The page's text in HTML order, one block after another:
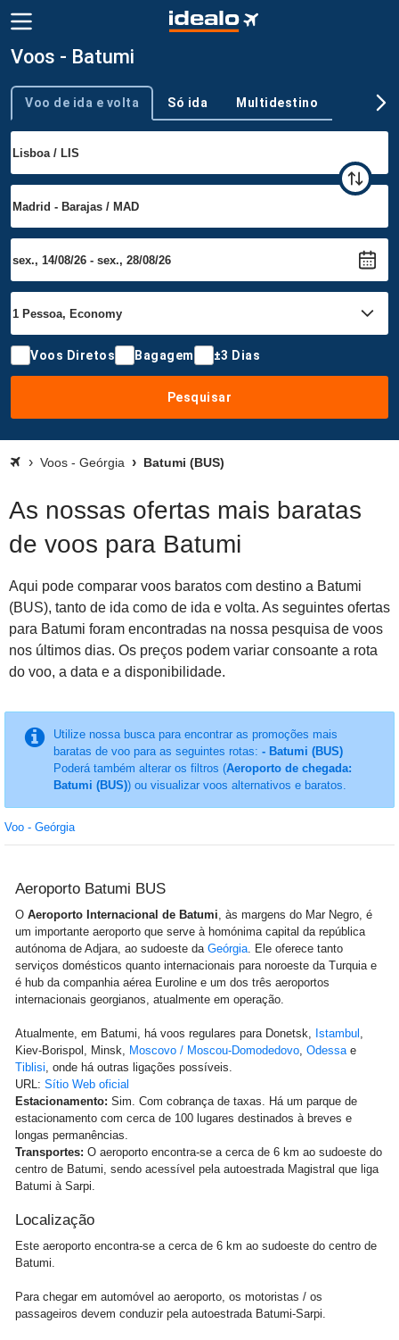
Voos - Batumi
Tipo de viagem
Voo de ida e volta Só ida Multidestino
Voos Diretos Bagagem ±3 Dias
Pesquisar
Voos - Geórgia Batumi (BUS)
As nossas ofertas mais baratas
de voos para Batumi
Aqui pode comparar voos baratos com destino a Batumi
(BUS), tanto de ida como de ida e volta. As seguintes ofertas
para Batumi foram encontradas na nossa pesquisa de voos
nos últimos dias. Os preços podem variar consoante a rota
do voo, a data e a disponibilidade.
Utilize nossa busca para encontrar as promoções mais
baratas de voo para as seguintes rotas: - Batumi (BUS)
Poderá também alterar os filtros (Aeroporto de chegada:
Batumi (BUS)) ou visualizar voos alternativos e baratos.
Voo - Geórgia
Aeroporto Batumi BUS
O Aeroporto Internacional de Batumi, às margens do Mar Negro, é
um importante aeroporto que serve à homónima capital da república
autónoma de Adjara, ao sudoeste da Geórgia. Ele oferece tanto
serviços domésticos quanto internacionais para noroeste da Turquia e
é hub da companhia aérea Euroline e um dos três aeroportos
internacionais georgianos, atualmente em operação.
Atualmente, em Batumi, há voos regulares para Donetsk, Istambul ,
Kiev-Borispol, Minsk, Moscovo / Moscou-Domodedovo, Odessae
Tiblisi, onde há outras ligações possíveis.
URL: Sítio Web oficial
Estacionamento: Sim. Com cobrança de taxas. Há um parque de
estacionamento com cerca de 100 lugares destinados à breves e
longas permanências.
Transportes: O aeroporto encontra-se a cerca de 6 km ao sudoeste do
centro de Batumi, sendo acessível pela autoestrada Magistral que liga
Batumi à Sarpi.
Localização
Este aeroporto encontra-se a cerca de 6 km ao sudoeste do centro de
Batumi.
Para chegar em automóvel ao aeroporto, os motoristas / os
passageiros devem conduzir pela autoestrada Batumi-Sarpi.